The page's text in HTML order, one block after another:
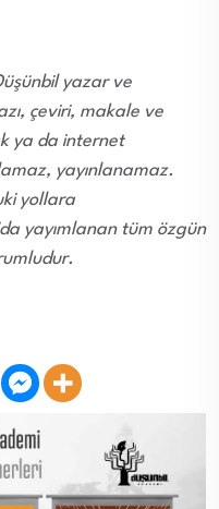
yazar ve
çeviri, makale ve
ya da internet
yayınlanamaz.
yollara
yayımlanan tüm özgün